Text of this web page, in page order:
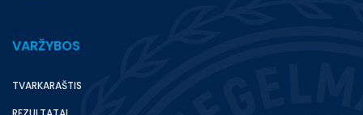
VARŽYBOS
TVARKARAŠTIS